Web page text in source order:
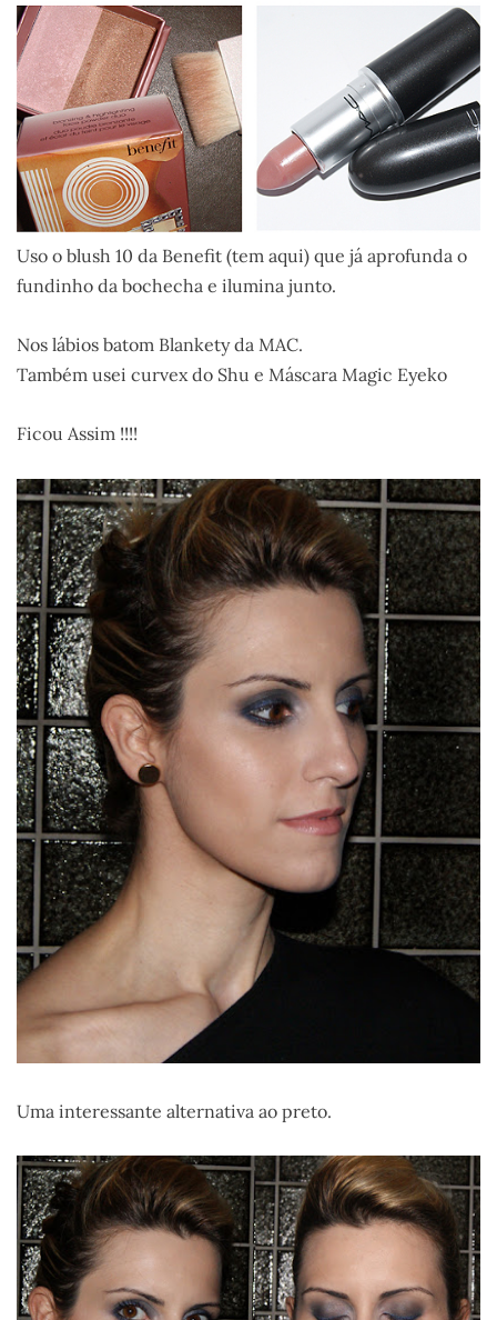
Uso o blush 10 da Benefit (tem aqui) que já aprofunda o
fundinho da bochecha e ilumina junto.
Nos lábios batom Blankety da MAC.
Também usei curvex do Shu e Máscara Magic Eyeko
Ficou Assim !!!!
Uma interessante alternativa ao preto.